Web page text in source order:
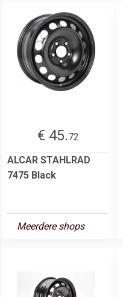
€ 45.72
ALCAR STAHLRAD
7475 Black
Meerdere shops